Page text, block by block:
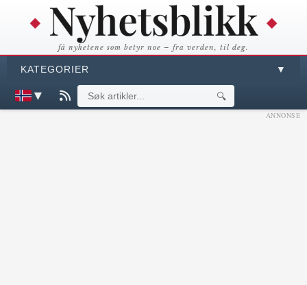
få nyhetene som betyr noe – fra verden, til deg.
KATEGORIER ▼
▼ 🔍
ANNONSE